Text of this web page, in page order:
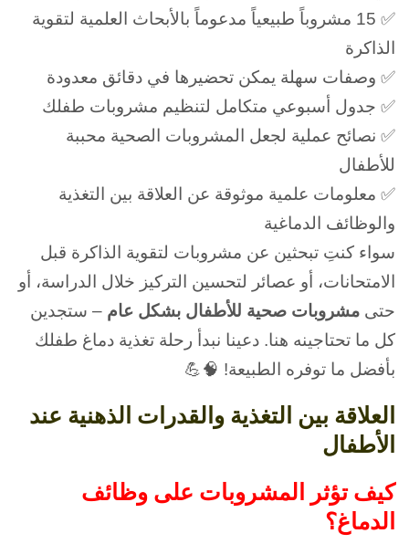
✅ 15 مشروباً طبيعياً مدعوماً بالأبحاث العلمية لتقوية
الذاكرة
✅ وصفات سهلة يمكن تحضيرها في دقائق معدودة
✅ جدول أسبوعي متكامل لتنظيم مشروبات طفلك
✅ نصائح عملية لجعل المشروبات الصحية محببة
للأطفال
✅ معلومات علمية موثوقة عن العلاقة بين التغذية
والوظائف الدماغية
سواء كنتِ تبحثين عن مشروبات لتقوية الذاكرة قبل
الامتحانات، أو عصائر لتحسين التركيز خلال الدراسة، أو
حتى مشروبات صحية للأطفال بشكل عام – ستجدين
كل ما تحتاجينه هنا. دعينا نبدأ رحلة تغذية دماغ طفلك
بأفضل ما توفره الطبيعة! 🧠💪
العلاقة بين التغذية والقدرات الذهنية عند
الأطفال
كيف تؤثر المشروبات على وظائف
الدماغ؟